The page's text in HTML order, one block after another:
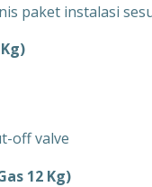
paket instalasi
off valve
12 Kg)